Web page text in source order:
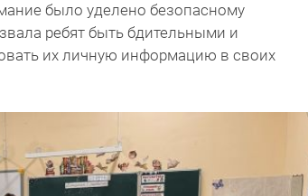
было уделено безопасному
ребят быть бдительными и
их личную информацию в своих